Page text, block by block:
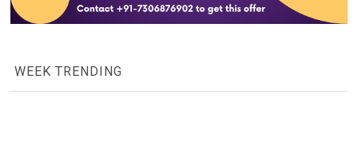
WEEK TRENDING